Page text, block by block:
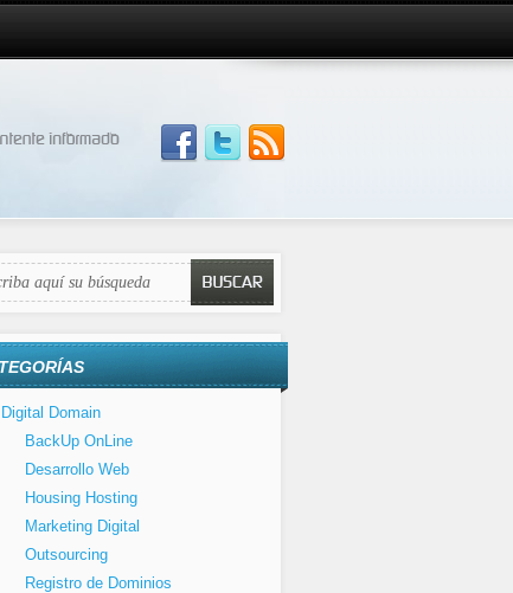
Digital Domain
BackUp OnLine
Desarrollo Web
Housing Hosting
Marketing Digital
Outsourcing
Registro de Dominios